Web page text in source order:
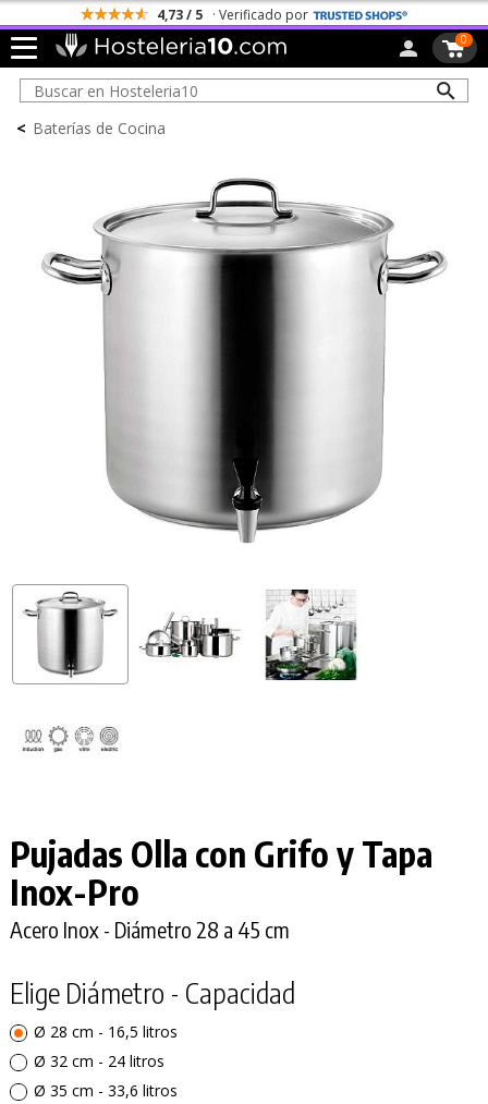
Todos los Portes son Gratis
0
< Baterías de Cocina
Pujadas Olla con Grifo y Tapa
Inox-Pro
Acero Inox - Diámetro 28 a 45 cm
Elige Diámetro - Capacidad
Ø 28 cm - 16,5 litros
Ø 32 cm - 24 litros
Ø 35 cm - 33,6 litros